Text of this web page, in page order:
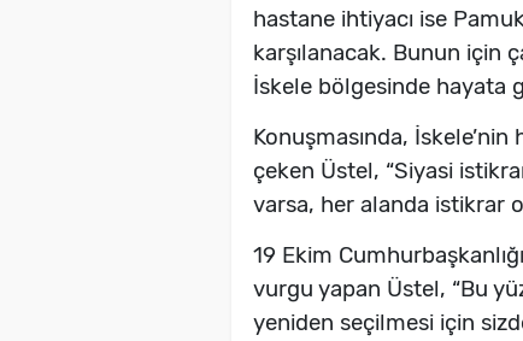
hastane ihtiyacı ise
karşılanacak. Bunun için
İskele bölgesinde hayata
Konuşmasında,
çeken Üstel, “Siyasi
varsa, her alanda istikrar
19 Ekim
vurgu yapan Üstel, “Bu
yeniden seçilmesi için